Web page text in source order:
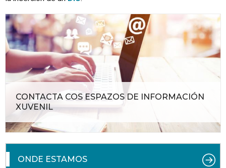
CONTACTA COS ESPAZOS DE INFORMACIÓN
XUVENIL
ONDE ESTAMOS